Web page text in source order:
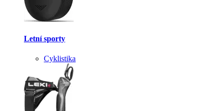
Letní sporty
Cyklistika